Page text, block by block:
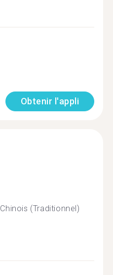
Obtenir l'appli
Chinois (Traditionnel)